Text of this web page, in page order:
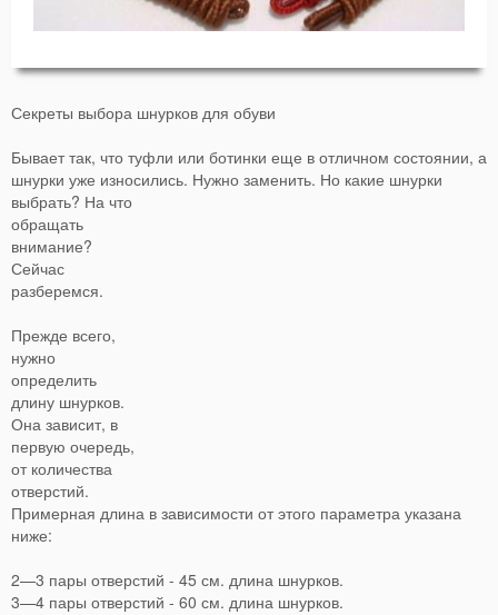
Секреты выбора шнурков для обуви
Бывает так, что туфли или ботинки еще в отличном состоянии, а
шнурки уже износились. Нужно заменить. Но какие шнурки
выбрать? На что
обращать
внимание?
Сейчас
разберемся.
Прежде всего,
нужно
определить
длину шнурков.
Она зависит, в
первую очередь,
от количества
отверстий.
Примерная длина в зависимости от этого параметра указана
ниже:
2—3 пары отверстий - 45 см. длина шнурков.
3—4 пары отверстий - 60 см. длина шнурков.